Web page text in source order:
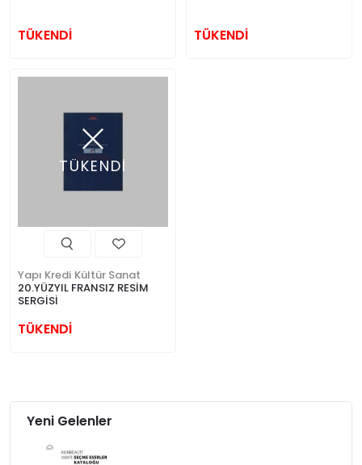
TÜKENDİ TÜKENDİ
TÜKENDİ
Yapı Kredi Kültür Sanat
20.YÜZYIL FRANSIZ RESİM
SERGİSİ
TÜKENDİ
Yeni Gelenler